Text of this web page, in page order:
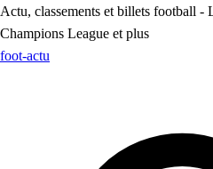
Actu, classements et billets football -
Champions League et plus
foot-actu